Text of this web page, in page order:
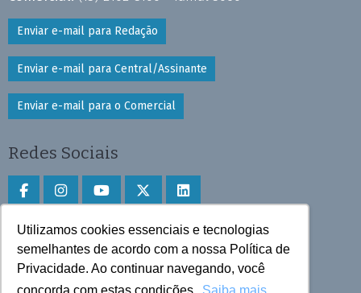
Utilizamos cookies essenciais e tecnologias
semelhantes de acordo com a nossa Política de
Privacidade. Ao continuar navegando, você
Enviar e-mail para Redação
Enviar e-mail para Central/Assinante
Enviar e-mail para o Comercial
Redes Sociais
Faça download do aplicativo
Play Store e App Store